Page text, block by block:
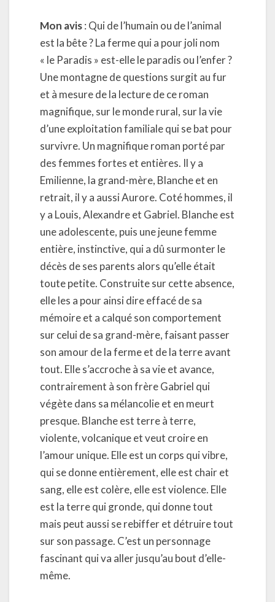
Mon avis: Qui de l’humain ou de l’animal
est la bête ? La ferme qui a pour joli nom
« le Paradis » est-elle le paradis ou l’enfer ?
Une montagne de questions surgit au fur
et à mesure de la lecture de ce roman
magnifique, sur le monde rural, sur la vie
d’une exploitation familiale qui se bat pour
survivre. Un magnifique roman porté par
des femmes fortes et entières. Il y a
Emilienne, la grand-mère, Blanche et en
retrait, il y a aussi Aurore. Coté hommes, il
y a Louis, Alexandre et Gabriel. Blanche est
une adolescente, puis une jeune femme
entière, instinctive, qui a dû surmonter le
décès de ses parents alors qu’elle était
toute petite. Construite sur cette absence,
elle les a pour ainsi dire effacé de sa
mémoire et a calqué son comportement
sur celui de sa grand-mère, faisant passer
son amour de la ferme et de la terre avant
tout. Elle s’accroche à sa vie et avance,
contrairement à son frère Gabriel qui
végète dans sa mélancolie et en meurt
presque. Blanche est terre à terre,
violente, volcanique et veut croire en
l’amour unique. Elle est un corps qui vibre,
qui se donne entièrement, elle est chair et
sang, elle est colère, elle est violence. Elle
est la terre qui gronde, qui donne tout
mais peut aussi se rebiffer et détruire tout
sur son passage. C’est un personnage
fascinant qui va aller jusqu’au bout d’elle-
même.